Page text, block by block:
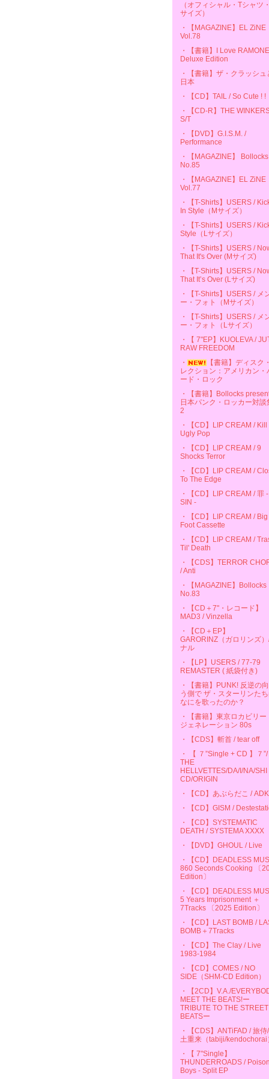
（オフィシャル・Tシャツ
サイズ）
・【MAGAZINE】EL ZiNE
Vol.78
・【書籍】I Love
Deluxe Edition
・【書籍】ザ・クラッシュ
日本
・【CD】TAIL / So Cute ! !
・【CD-R】THE
S/T
・【DVD】G.I.S.M. /
Performance
・【MAGAZINE】 Bollocks
No.85
・【MAGAZINE】EL ZiNE
Vol.77
・【T-Shirts】USERS /
In Style（Mサイズ）
・【T-Shirts】USERS /
Style（Lサイズ）
・【T-Shirts】USERS /
That It's Over (Mサイズ)
・【T-Shirts】USERS /
That It’s Over (Lサイズ)
・【T-Shirts】USERS / メ
ー・フォト（Mサイズ）
・【T-Shirts】USERS / メ
ー・フォト（Lサイズ）
・【 7"EP】KUOLEVA /
RAW FREEDOM
・
【書籍】ディスク
レクション：アメリカン・
ード・ロック
・【書籍】Bollocks
日本パンク・ロッカー対談
2
・【CD】LIP CREAM / Kill
Ugly Pop
・【CD】LIP CREAM / 9
Shocks Terror
・【CD】LIP CREAM /
To The Edge
・【CD】LIP CREAM / 罪 -
SIN -
・【CD】LIP CREAM / Big
Foot Cassette
・【CD】LIP CREAM /
Til' Death
・【CDS】TERROR
/ Anti
・【MAGAZINE】Bollocks
No.83
・【CD＋7"・レコード】
MAD3 / Vinzella
・【CD＋EP】
GARORINZ（ガロリンズ
ナル
・【LP】USERS / 77-79
REMASTER ( 紙袋付き)
・【書籍】PUNK! 反逆の向
う側で ザ・スターリンた
なにを歌ったのか？
・【書籍】東京ロカビリー
ジェネレーション 80s
・【CDS】斬首 / tear off
・ 【 ７”Single + CD 】７”/
THE
HELLVETTES/DA/I/NA/SHI
CD/ORIGIN
・【CD】あぶらだこ / ADK
・【CD】GISM /
・【CD】SYSTEMATIC
DEATH / SYSTEMA XXXX
・【DVD】GHOUL / Live
・【CD】DEADLESS
860 Seconds Cooking 〔
Edition〕
・【CD】DEADLESS
5 Years Imprisonment ＋
7Tracks 〔2025 Edition〕
・【CD】LAST BOMB /
BOMB＋7Tracks
・【CD】The Clay / Live
1983-1984
・【CD】COMES / NO
SIDE（SHM-CD Edition）
・【2CD】V.A./
MEET THE BEATS!ー
TRIBUTE TO THE STREET
BEATSー
・【CDS】ANTiFAD / 旅侍
土重来（tabiji/kendochorai
・【 7"Single】
THUNDERROADS / Poison
Boys - Split EP